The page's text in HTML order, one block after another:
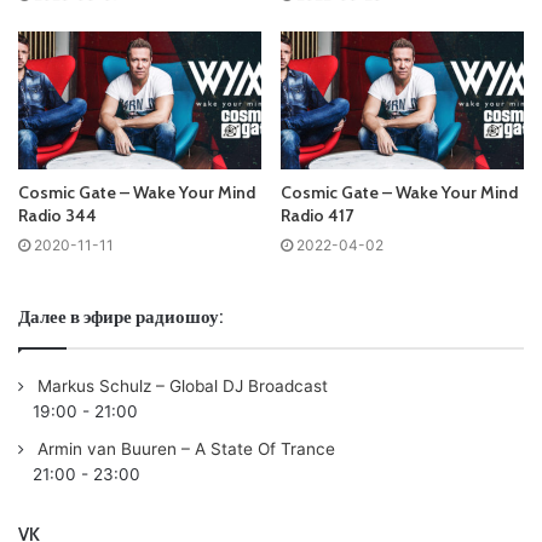
Tracklist:
No playlist
01Cosmic Gate& Diana Miro – Hear Me Out /WAKE YOUR
MIND (BLACK HOLE)/
02 Daniella Bjarnhof – Never Leave
03 Andy Duguid – Deep Night
04 Tommy Farrow – Maybe, It’s Possible /ARMADA
Private Playlist:
05 Lopal – Attitude (Christopher Schwarzwalder Remix)
/TAL DER VERWIRRUNG/
06 Anriu – Moments /WAKE YOUR MIND (BLACK HOLE)/
07 Adam White &Andy Moorpres.Whiteroom – The White
Room (Marsh Remix) /ANJUNADEEP/
Cosmic Gate – Wake Your Mind
Radio 344
2020-11-11
Cosmic Gate – Wake Your Mind
Radio 417
2022-04-02
Далее в эфире радиошоу:
Markus Schulz – Global DJ Broadcast
19:00 - 21:00
Armin van Buuren – A State Of Trance
21:00 - 23:00
VK